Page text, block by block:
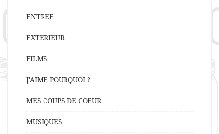
ENTREE
EXTERIEUR
FILMS
J'AIME POURQUOI ?
MES COUPS DE COEUR
MUSIQUES